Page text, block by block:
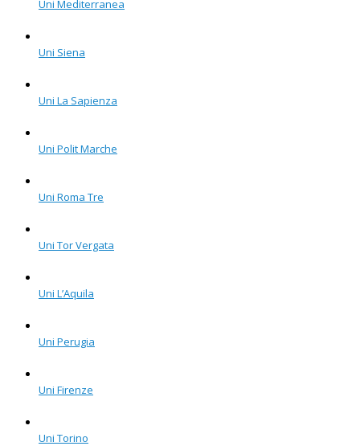
Uni Mediterranea
Uni Siena
Uni La Sapienza
Uni Polit Marche
Uni Roma Tre
Uni Tor Vergata
Uni L’Aquila
Uni Perugia
Uni Firenze
Uni Torino